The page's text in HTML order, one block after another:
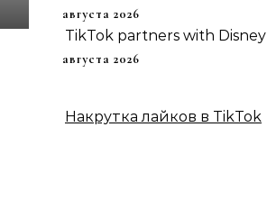
августа 2026
TikTok partners with Disney
августа 2026
Накрутка лайков в TikTok